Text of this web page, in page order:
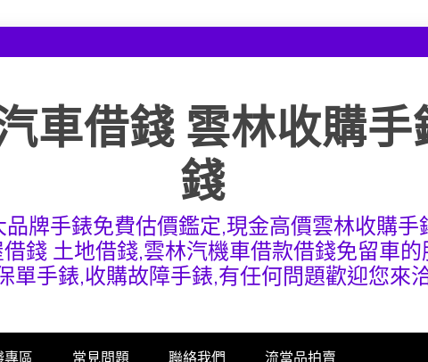
車借錢 雲林收購
錢
牌手錶免費估價鑑定,現金高價雲林收購
錢 土地借錢,雲林汽機車借款借錢免留車
單手錶,收購故障手錶,有任何問題歡迎您來
專區 常見問題 聯絡我們 流當品拍賣